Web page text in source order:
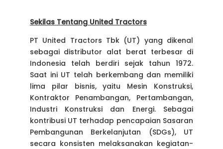
Sekilas Tentang United Tractors
PT United Tractors Tbk (UT) yang dikenal
sebagai distributor alat berat terbesar di
Indonesia telah berdiri sejak tahun 1972.
Saat ini UT telah berkembang dan memiliki
lima pilar bisnis, yaitu Mesin Konstruksi,
Kontraktor Penambangan, Pertambangan,
Industri Konstruksi dan Energi. Sebagai
kontribusi UT terhadap pencapaian Sasaran
Pembangunan Berkelanjutan (SDGs), UT
secara konsisten melaksanakan kegiatan-